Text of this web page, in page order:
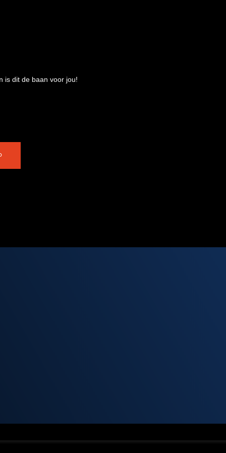
is dit de baan voor jou!